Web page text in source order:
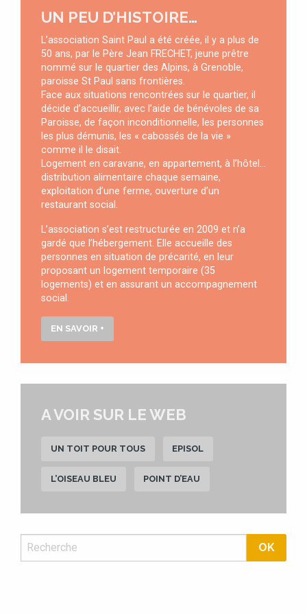
UN PEU D’HISTOIRE…
L’association Saint Paul a été créée, il y a plus de
50 ans, par le Père Jean FRECHET, jeune prêtre
nommé sur le quartier des Alpins, à Grenoble,
paroisse St Paul sans frontières.
Face aux situations rencontrées sur le quartier, il
décide d’accueillir, avec l’aide de bénévoles de sa
Paroisse, de façon inconditionnelle, les personnes
les plus démunis, les « cabossés de la vie »
comme il le disait.
Logement en caravane, en appartement, à l’hôtel…
distribution alimentaire chaque semaine,
exploitation d’une ferme, ouverture d’un
restaurant social.
L’association s’est restructurée en 2009 et n’a
gardé que l’hébergement. Elle accueille des
personnes en situation de précarité, en leur
proposant un logement temporaire (35
logements) et en assurant un accompagnement
social.
EN SAVOIR +
A VOIR SUR LE WEB
UN TOIT POUR TOUS EPISOL
L’OISEAU BLEU POINT D’EAU